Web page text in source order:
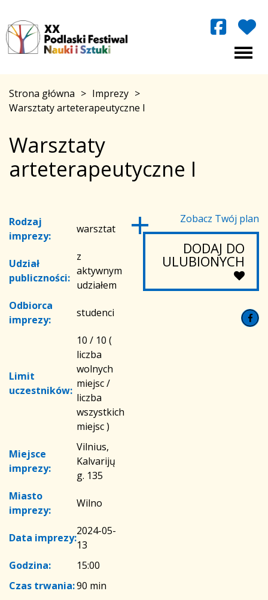
Strona główna > Imprezy >
Warsztaty arteterapeutyczne I
Warsztaty
arteterapeutyczne I
Rodzaj
imprezy:
warsztat
Udział
publiczności:
z
aktywnym
udziałem
Odbiorca
imprezy:
studenci
Limit
uczestników:
10 / 10 (
liczba
wolnych
miejsc /
liczba
wszystkich
miejsc )
Miejsce
imprezy:
Vilnius,
Kalvarijų
g. 135
Miasto
imprezy:
Wilno
Data imprezy:
2024-05-
13
Godzina:
15:00
Czas trwania:90 min
Zobacz Twój plan
DODAJ DO
ULUBIONYCH